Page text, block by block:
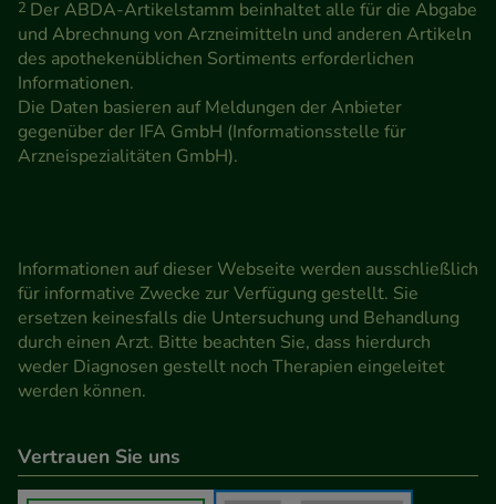
2 Der ABDA-Artikelstamm beinhaltet alle für die Abgabe
und Abrechnung von Arzneimitteln und anderen Artikeln
des apothekenüblichen Sortiments erforderlichen
Informationen.
Die Daten basieren auf Meldungen der Anbieter
gegenüber der IFA GmbH (Informationsstelle für
Arzneispezialitäten GmbH).
Informationen auf dieser Webseite werden ausschließlich
für informative Zwecke zur Verfügung gestellt. Sie
ersetzen keinesfalls die Untersuchung und Behandlung
durch einen Arzt. Bitte beachten Sie, dass hierdurch
weder Diagnosen gestellt noch Therapien eingeleitet
werden können.
Vertrauen Sie uns